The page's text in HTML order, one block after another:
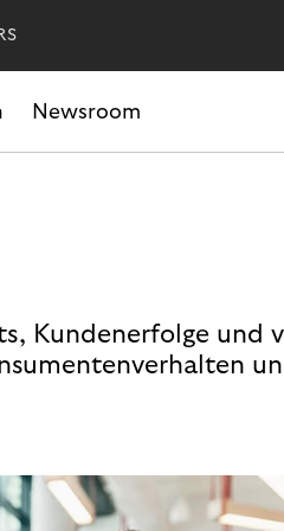
Newsroom
Kundenerfolge